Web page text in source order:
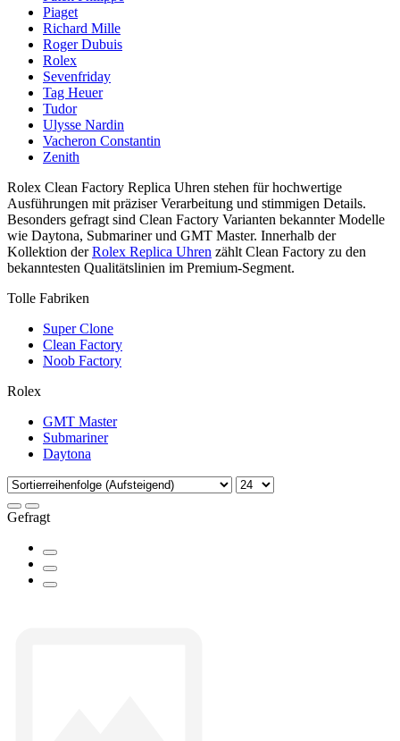
Piaget
Richard Mille
Roger Dubuis
Rolex
Sevenfriday
Tag Heuer
Tudor
Ulysse Nardin
Vacheron Constantin
Zenith
Rolex Clean Factory Replica Uhren stehen für hochwertige
Ausführungen mit präziser Verarbeitung und stimmigen Details.
Besonders gefragt sind Clean Factory Varianten bekannter Modelle
wie Daytona, Submariner und GMT Master. Innerhalb der
Kollektion derRolex Replica Uhren zählt Clean Factory zu den
bekanntesten Qualitätslinien im Premium-Segment.
Tolle Fabriken
Super Clone
Clean Factory
Noob Factory
Rolex
GMT Master
Submariner
Daytona
Gefragt